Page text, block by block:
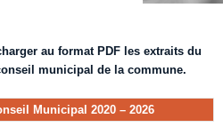
au format PDF les extraits du
municipal de la commune.
Municipal 2020 – 2026